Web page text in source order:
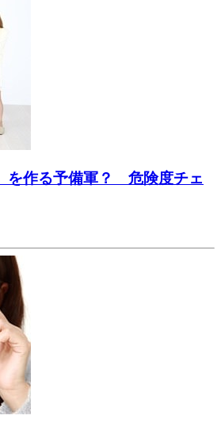
を作る予備軍？ 危険度チェ